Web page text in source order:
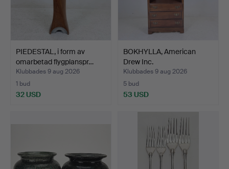
PIEDESTAL, i form av
omarbetad flygplanspr…
Klubbades 9 aug 2026
1 bud
32 USD
BOKHYLLA, American
Drew Inc.
Klubbades 9 aug 2026
5 bud
53 USD